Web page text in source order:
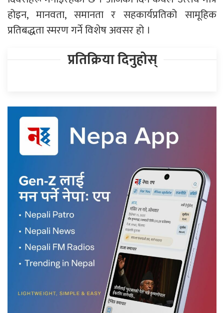
होइन, मानवता, समानता र सहकार्यप्रतिको सामूहिक
प्रतिबद्धता स्मरण गर्ने विशेष अवसर हो ।
प्रतिक्रिया दिनुहोस्